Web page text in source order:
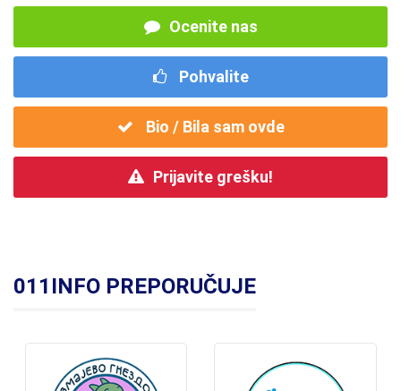
Ocenite nas
Pohvalite
Bio / Bila sam ovde
Prijavite grešku!
011INFO PREPORUČUJE